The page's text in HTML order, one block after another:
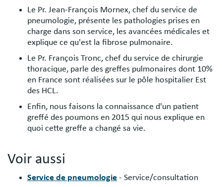
Le Pr. Jean-François Mornex, chef du service de
pneumologie, présente les pathologies prises en
charge dans son service, les avancées médicales et
explique ce qu'est la fibrose pulmonaire.
Le Pr. François Tronc, chef du service de chirurgie
thoracique, parle des greffes pulmonaires dont 10%
en France sont réalisées sur le pôle hospitalier Est
des HCL.
Enfin, nous faisons la connaissance d'un patient
greffé des poumons en 2015 qui nous explique en
quoi cette greffe a changé sa vie.
Voir aussi
Service de pneumologie - Service/consultation